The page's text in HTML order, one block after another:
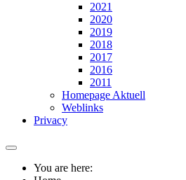
2021
2020
2019
2018
2017
2016
2011
Homepage Aktuell
Weblinks
Privacy
You are here: